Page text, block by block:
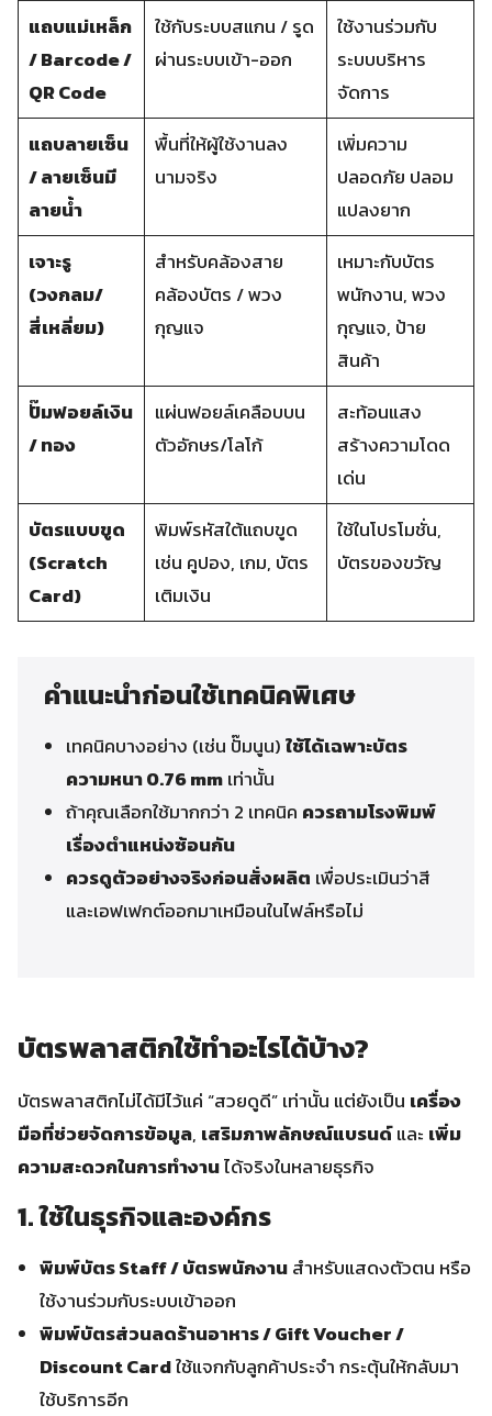
แถบแม่เหล็ก
/ Barcode /
QR Code
ใช้กับระบบสแกน / รูด
ผ่านระบบเข้า-ออก
ใช้งานร่วมกับ
ระบบบริหาร
จัดการ
แถบลายเซ็น
/ ลายเซ็นมี
ลายน้ำ
พื้นที่ให้ผู้ใช้งานลง
นามจริง
เพิ่มความ
ปลอดภัย ปลอม
แปลงยาก
เจาะรู
(วงกลม/
สี่เหลี่ยม)
สำหรับคล้องสาย
คล้องบัตร / พวง
กุญแจ
เหมาะกับบัตร
พนักงาน, พวง
กุญแจ, ป้าย
สินค้า
ปั๊มฟอยล์เงิน
/ ทอง
แผ่นฟอยล์เคลือบบน
ตัวอักษร/โลโก้
สะท้อนแสง
สร้างความโดด
เด่น
บัตรแบบขูด
(Scratch
Card)
พิมพ์รหัสใต้แถบขูด
เช่น คูปอง, เกม, บัตร
เติมเงิน
ใช้ในโปรโมชั่น,
บัตรของขวัญ
คำแนะนำก่อนใช้เทคนิคพิเศษ
เทคนิคบางอย่าง (เช่น ปั๊มนูน)ใช้ได้เฉพาะบัตร
ความหนา 0.76 mmเท่านั้น
ถ้าคุณเลือกใช้มากกว่า 2 เทคนิค ควรถามโรงพิมพ์
เรื่องตำแหน่งซ้อนกัน
ควรดูตัวอย่างจริงก่อนสั่งผลิต เพื่อประเมินว่าสี
และเอฟเฟกต์ออกมาเหมือนในไฟล์หรือไม่
บัตรพลาสติกใช้ทำอะไรได้บ้าง?
บัตรพลาสติกไม่ได้มีไว้แค่ “สวยดูดี” เท่านั้น แต่ยังเป็น เครื่อง
มือที่ช่วยจัดการข้อมูล, เสริมภาพลักษณ์แบรนด์และ เพิ่ม
ความสะดวกในการทำงานได้จริงในหลายธุรกิจ
1. ใช้ในธุรกิจและองค์กร
พิมพ์บัตร Staff / บัตรพนักงานสำหรับแสดงตัวตน หรือ
ใช้งานร่วมกับระบบเข้าออก
พิมพ์บัตรส่วนลดร้านอาหาร / Gift Voucher /
Discount Cardใช้แจกกับลูกค้าประจำ กระตุ้นให้กลับมา
ใช้บริการอีก